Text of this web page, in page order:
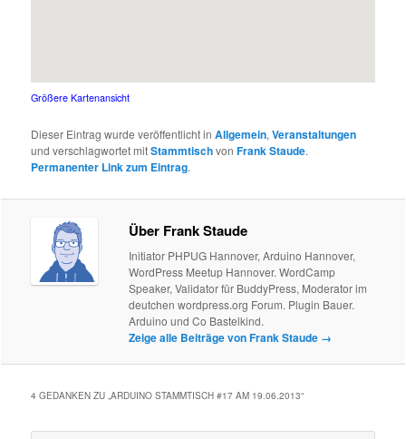
Größere Kartenansicht
Dieser Eintrag wurde veröffentlicht inAllgemein,Veranstaltungen
und verschlagwortet mitStammtischvonFrank Staude.
Permanenter Link zum Eintrag.
Über Frank Staude
Initiator PHPUG Hannover, Arduino Hannover,
WordPress Meetup Hannover. WordCamp
Speaker, Validator für BuddyPress, Moderator im
deutchen wordpress.org Forum. Plugin Bauer.
Arduino und Co Bastelkind.
Zeige alle Beiträge von Frank Staude →
4 GEDANKEN ZU „ARDUINO STAMMTISCH #17 AM 19.06.2013“